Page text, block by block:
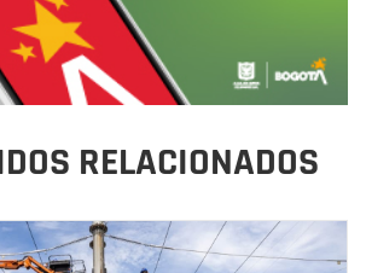
RELACIONADOS